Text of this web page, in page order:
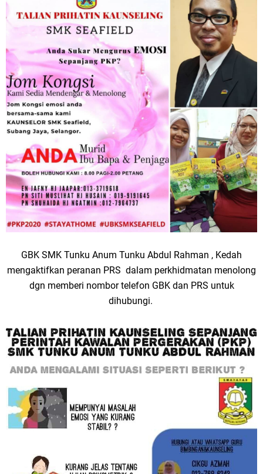
GBK SMK Tunku Anum Tunku Abdul Rahman , Kedah
mengaktifkan peranan PRS dalam perkhidmatan menolong
dgn memberi nombor telefon GBK dan PRS untuk
dihubungi.